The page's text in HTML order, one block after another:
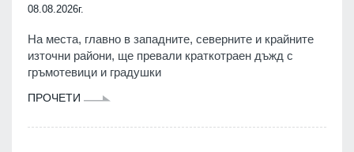
08.08.2026г.
На места, главно в западните, северните и крайните
източни райони, ще превали краткотраен дъжд с
гръмотевици и градушки
ПРОЧЕТИ